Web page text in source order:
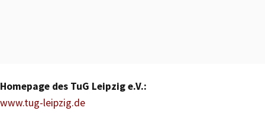
Homepage des TuG Leipzig e.V.:
www.tug-leipzig.de